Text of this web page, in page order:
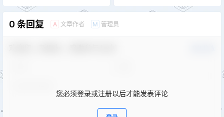
0 条回复 A 文章作者 M 管理员
您必须登录或注册以后才能发表评论